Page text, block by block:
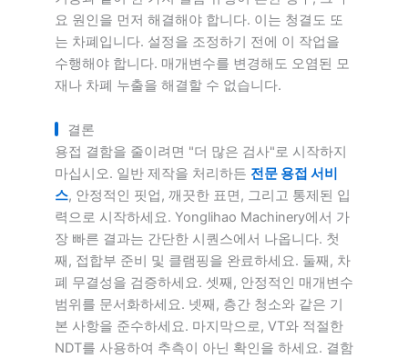
요 원인을 먼저 해결해야 합니다. 이는 청결도 또
는 차폐입니다. 설정을 조정하기 전에 이 작업을
수행해야 합니다. 매개변수를 변경해도 오염된 모
재나 차폐 누출을 해결할 수 없습니다.
결론
용접 결함을 줄이려면 "더 많은 검사"로 시작하지
마십시오. 일반 제작을 처리하든 전문 용접 서비
스, 안정적인 핏업, 깨끗한 표면, 그리고 통제된 입
력으로 시작하세요. Yonglihao Machinery에서 가
장 빠른 결과는 간단한 시퀀스에서 나옵니다. 첫
째, 접합부 준비 및 클램핑을 완료하세요. 둘째, 차
폐 무결성을 검증하세요. 셋째, 안정적인 매개변수
범위를 문서화하세요. 넷째, 층간 청소와 같은 기
본 사항을 준수하세요. 마지막으로, VT와 적절한
NDT를 사용하여 추측이 아닌 확인을 하세요. 결함